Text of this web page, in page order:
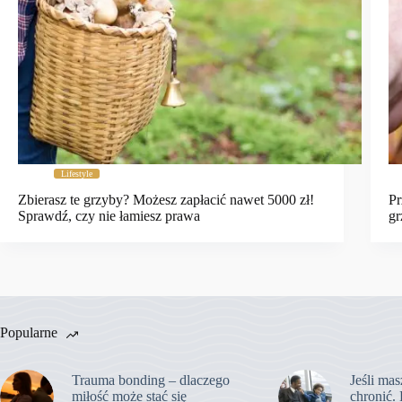
Lifestyle
Zbierasz te grzyby? Możesz zapłacić nawet 5000 zł!
Sprawdź, czy nie łamiesz prawa
Popularne
Trauma bonding – dlaczego
miłość może stać się
Jeśli
chronić.